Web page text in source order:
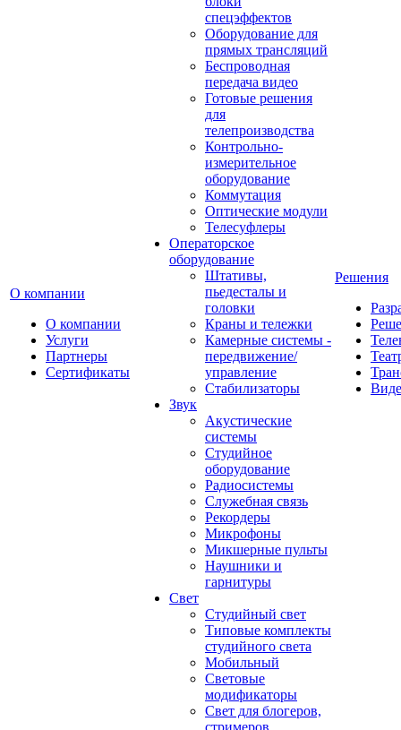
О компании
О компании
Услуги
Партнеры
Сертификаты
спецэффектов
Оборудование для
прямых трансляций
Беспроводная
передача видео
Готовые решения
для
телепроизводства
Контрольно-
измерительное
оборудование
Коммутация
Оптические модули
Телесуфлеры
Операторское
оборудование
Штативы,
пьедесталы и
головки
Краны и тележки
Камерные системы -
передвижение/
управление
Стабилизаторы
Звук
Акустические
системы
Студийное
оборудование
Радиосистемы
Служебная связь
Рекордеры
Микрофоны
Микшерные пульты
Наушники и
гарнитуры
Свет
Студийный свет
Типовые комплекты
студийного света
Мобильный
Световые
модификаторы
Свет для блогеров,
стримеров,
Решения